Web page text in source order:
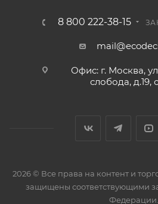
8 800 222-38-15
Офис: г. Москва,
слобода, д.19,
2026 © Все права на контент и
защищены соответствующими
Федерации.